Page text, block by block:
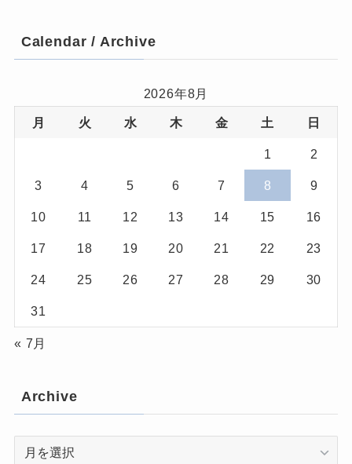
Calendar / Archive
2026年8月
月 火 水 木 金 土 日
1 2
3 4 5 6 7 8 9
10 11 12 13 14 15 16
17 18 19 20 21 22 23
24 25 26 27 28 29 30
31
« 7月
Archive
Archive